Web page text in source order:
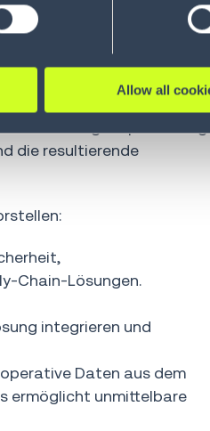
Allow all
alle
Supply Chain Software.
Agilität gewährleisten.
oder Anlagenoptimierung
die resultierende
Chain-Lösungen.
integrieren und
Daten aus dem
ermöglicht unmittelbare